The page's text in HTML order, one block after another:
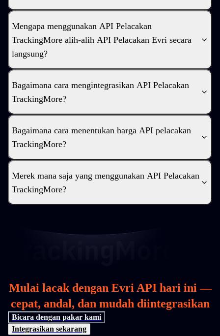
Mengapa menggunakan API Pelacakan
TrackingMore alih-alih API Pelacakan Evri secara
langsung?
Bagaimana cara mengintegrasikan API Pelacakan
TrackingMore?
Bagaimana cara menentukan harga API pelacakan
TrackingMore?
Merek mana saja yang menggunakan API Pelacakan
TrackingMore?
Mulai lacak dengan Evri API hari ini —
cepat, andal, dan mudah diintegrasikan
Bicara dengan pakar kami
Integrasikan sekarang